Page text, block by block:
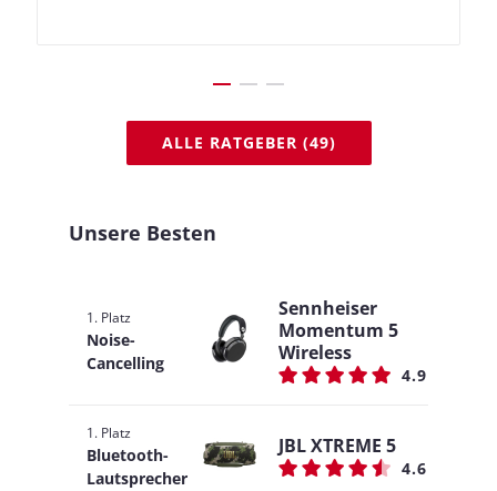
ALLE RATGEBER (49)
Unsere Besten
1. Platz
Noise-
Cancelling
Sennheiser
Momentum 5
Wireless
4.9
1. Platz
Bluetooth-
Lautsprecher
JBL XTREME 5
4.6